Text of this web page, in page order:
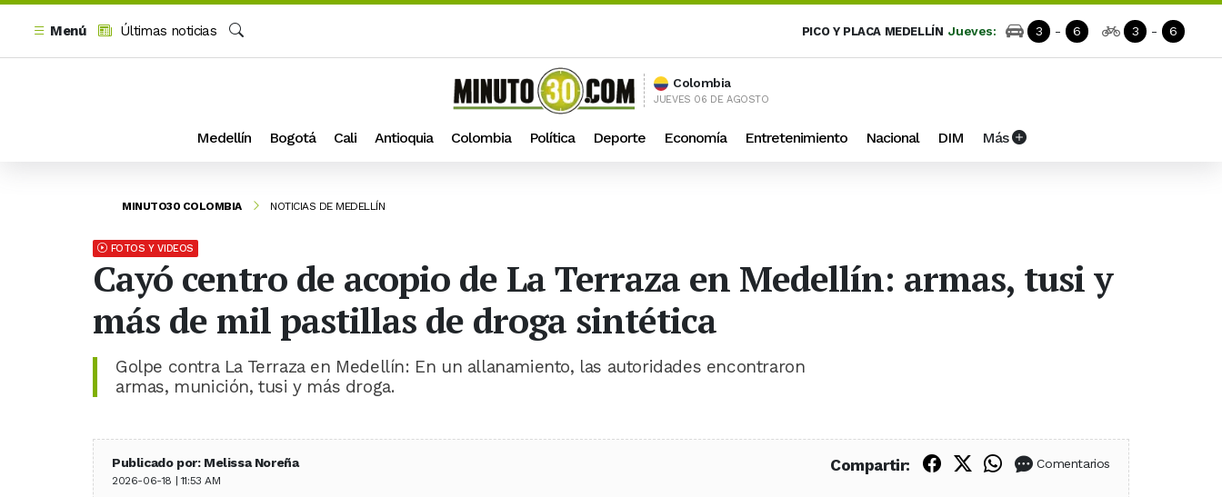
Menú
Últimas noticias
PICO Y PLACA MEDELLÍN Jueves: 3 - 6 3 - 6
Colombia
JUEVES 06 DE AGOSTO
Medellín Bogotá Cali Antioquia Colombia Política Deporte Economía Entretenimiento Nacional DIM Más
MINUTO30 COLOMBIA NOTICIAS DE MEDELLÍN
FOTOS Y VIDEOS
Cayó centro de acopio de La Terraza en Medellín: armas, tusi y
más de mil pastillas de droga sintética
Golpe contra La Terraza en Medellín: En un allanamiento, las autoridades encontraron
armas, munición, tusi y más droga.
Publicado por: Melissa Noreña
2026-06-18 | 11:53 AM
Compartir: Compartir en Facebook
Compartir en X (Twitter)
Compartir en WhatsApp
Comentarios